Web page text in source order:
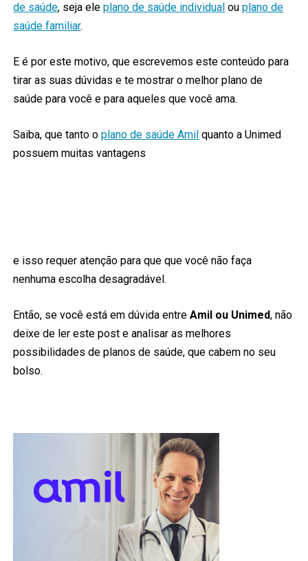
de saúde, seja eleplano de saúde individual ouplano de
saúde familiar.
E é por este motivo, que escrevemos este conteúdo para
tirar as suas dúvidas e te mostrar o melhor plano de
saúde para você e para aqueles que você ama.
Saiba, que tanto oplano de saúde Amil quanto a Unimed
possuem muitas vantagens
e isso requer atenção para que que você não faça
nenhuma escolha desagradável.
Então, se você está em dúvida entreAmil ou Unimed, não
deixe de ler este post e analisar as melhores
possibilidades de planos de saúde, que cabem no seu
bolso.